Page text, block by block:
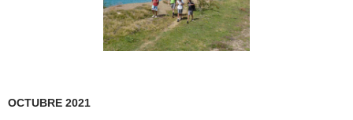
OCTUBRE 2021